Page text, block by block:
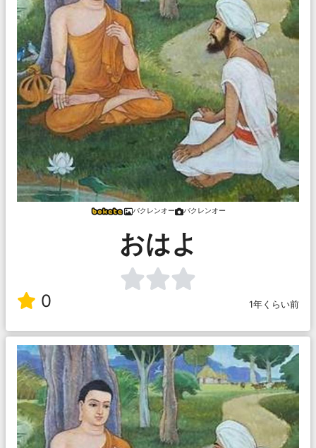
バクレンオー バクレンオー
おはよ
0 1年くらい前